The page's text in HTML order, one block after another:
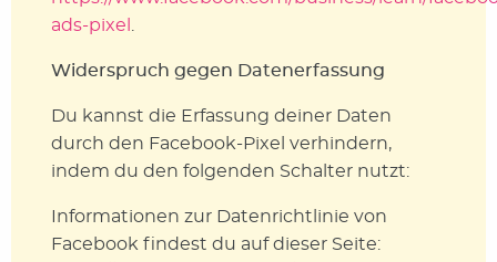
ads-pixel .
Widerspruch gegen Datenerfassung
Du kannst die Erfassung deiner Daten
durch den Facebook-Pixel verhindern,
indem du den folgenden Schalter nutzt:
Informationen zur Datenrichtlinie von
Facebook findest du auf dieser Seite: